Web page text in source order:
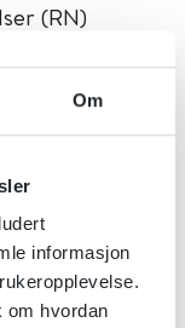
Om
informasjon
om hvordan
(RN)
&